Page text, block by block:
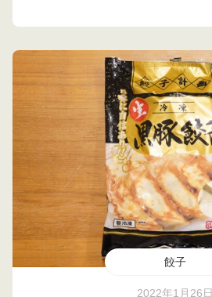
餃子
2022年1月26日